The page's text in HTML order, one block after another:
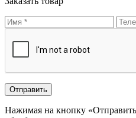
Нажимая на кнопку